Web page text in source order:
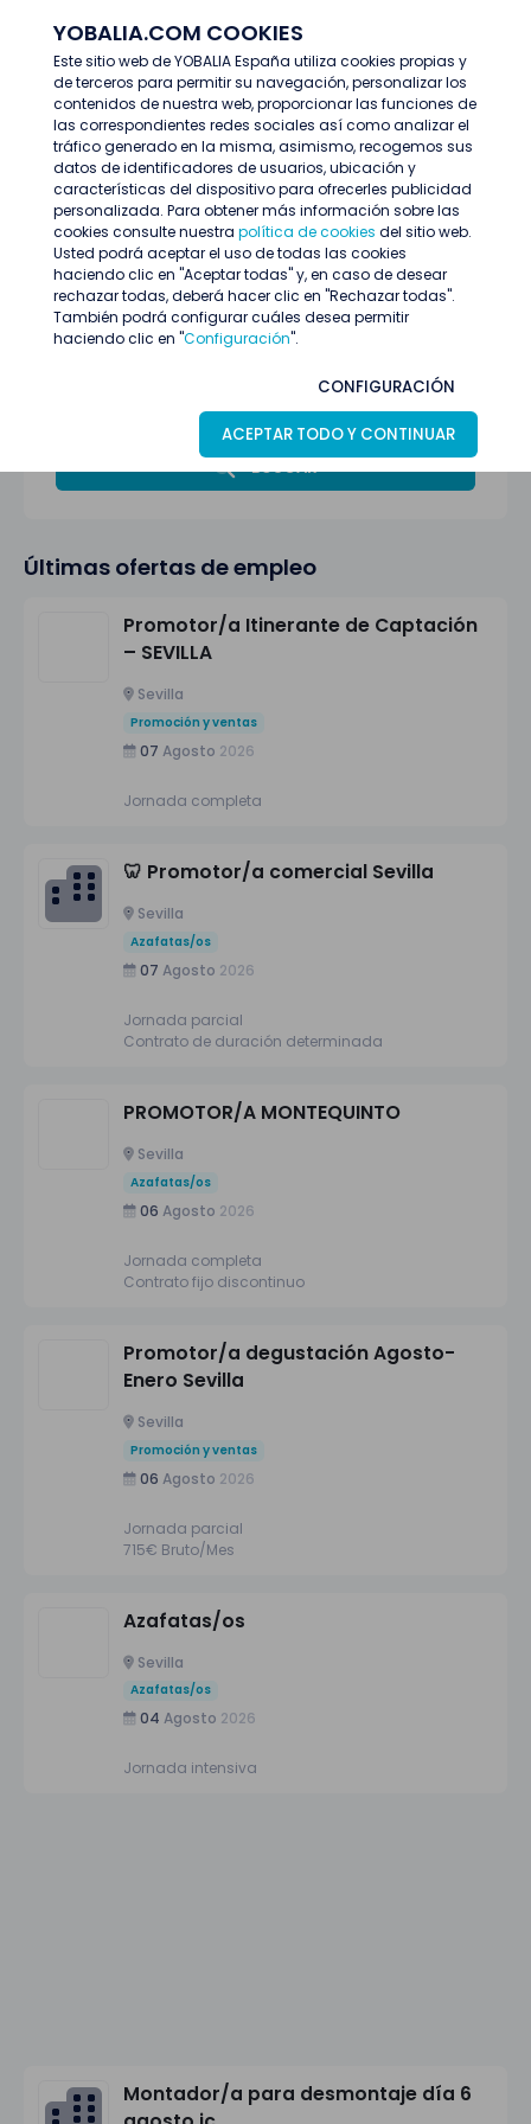
YOBALIA.COM COOKIES
Este sitio web de YOBALIA España utiliza cookies propias y
de terceros para permitir su navegación, personalizar los
contenidos de nuestra web, proporcionar las funciones de
las correspondientes redes sociales así como analizar el
tráfico generado en la misma, asimismo, recogemos sus
datos de identificadores de usuarios, ubicación y
características del dispositivo para ofrecerles publicidad
personalizada. Para obtener más información sobre las
cookies consulte nuestra política de cookies del sitio web.
Usted podrá aceptar el uso de todas las cookies
haciendo clic en "Aceptar todas" y, en caso de desear
rechazar todas, deberá hacer clic en "Rechazar todas".
También podrá configurar cuáles desea permitir
haciendo clic en "Configuración".
CONFIGURACIÓN
ACEPTAR TODO Y CONTINUAR
Últimas ofertas
Sevilla
Todas las categorías
BUSCAR
Últimas ofertas de empleo
Promotor/a Itinerante de Captación
– SEVILLA
Sevilla
Promoción y ventas
07 Agosto 2026
Jornada completa
🦷 Promotor/a comercial Sevilla
Sevilla
Azafatas/os
07 Agosto 2026
Jornada parcial
Contrato de duración determinada
PROMOTOR/A MONTEQUINTO
Sevilla
Azafatas/os
06 Agosto 2026
Jornada completa
Contrato fijo discontinuo
Promotor/a degustación Agosto-
Enero Sevilla
Sevilla
Promoción y ventas
06 Agosto 2026
Jornada parcial
715€ Bruto/Mes
Azafatas/os
Sevilla
Azafatas/os
04 Agosto 2026
Jornada intensiva
Montador/a para desmontaje día 6